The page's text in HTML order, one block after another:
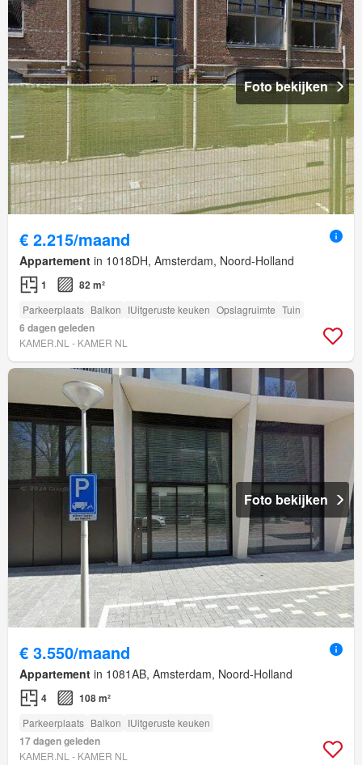
Foto bekijken
€ 2.215/maand
Appartement in 1018DH, Amsterdam, Noord-Holland
1 82 m²
Parkeerplaats Balkon IUitgeruste keuken Opslagruimte Tuin
6 dagen geleden
KAMER.NL - KAMER NL
Foto bekijken
€ 3.550/maand
Appartement in 1081AB, Amsterdam, Noord-Holland
4 108 m²
Parkeerplaats Balkon IUitgeruste keuken
17 dagen geleden
KAMER.NL - KAMER NL